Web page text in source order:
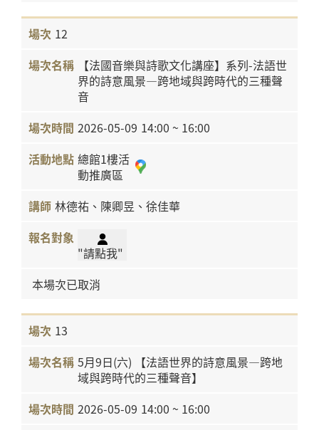
12
【法國音樂與詩歌文化講座】系列-法語世
界的詩意風景—跨地域與跨時代的三種聲
音
2026-05-09 14:00 ~ 16:00
總館1樓活
動推廣區
林德祐、陳卿昱、徐佳華
"請點我"
本場次已取消
13
5月9日(六) 【法語世界的詩意風景—跨地
域與跨時代的三種聲音】
2026-05-09 14:00 ~ 16:00